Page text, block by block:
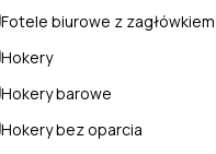
Fotele biurowe z zagłówkiem
Hokery
Hokery barowe
Hokery bez oparcia